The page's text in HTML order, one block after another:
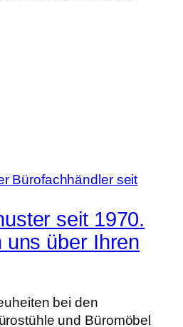
seit 1970.
uns über Ihren
bei den
und Büromöbel